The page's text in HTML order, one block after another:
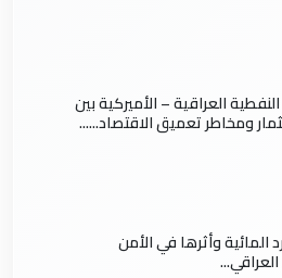
العراقية – الأميركية بين
ومخاطر تعميق الاقتصاد......
المائية وأثرها في الأمن